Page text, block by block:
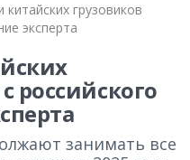
китайских грузовиков
эксперта
российского
занимать все